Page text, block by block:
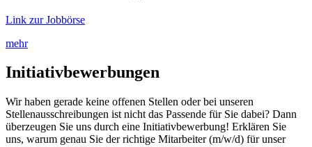
Link zur Jobbörse
mehr
Initiativbewerbungen
Wir haben gerade keine offenen Stellen oder bei unseren
Stellenausschreibungen ist nicht das Passende für Sie dabei? Dann
überzeugen Sie uns durch eine Initiativbewerbung! Erklären Sie
uns, warum genau Sie der richtige Mitarbeiter (m/w/d) für unser